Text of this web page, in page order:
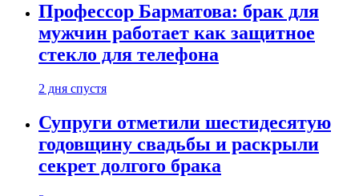
Профессор Барматова: брак для
мужчин работает как защитное
стекло для телефона
2 дня спустя
Супруги отметили шестидесятую
годовщину свадьбы и раскрыли
секрет долгого брака